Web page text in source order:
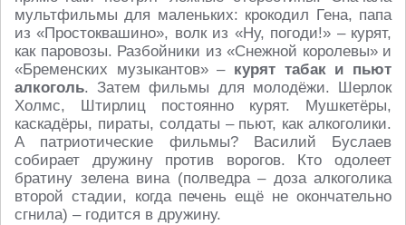
мультфильмы для маленьких: крокодил Гена, папа
из «Простоквашино», волк из «Ну, погоди!» – курят,
как паровозы. Разбойники из «Снежной королевы» и
«Бременских музыкантов» – курят табак и пьют
алкоголь. Затем фильмы для молодёжи. Шерлок
Холмс, Штирлиц постоянно курят. Мушкетёры,
каскадёры, пираты, солдаты – пьют, как алкоголики.
А патриотические фильмы? Василий Буслаев
собирает дружину против ворогов. Кто одолеет
братину зелена вина (полведра – доза алкоголика
второй стадии, когда печень ещё не окончательно
сгнила) – годится в дружину.